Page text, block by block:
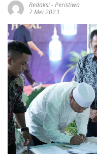
Redaksi-Peristiwa
7 Mei 2023